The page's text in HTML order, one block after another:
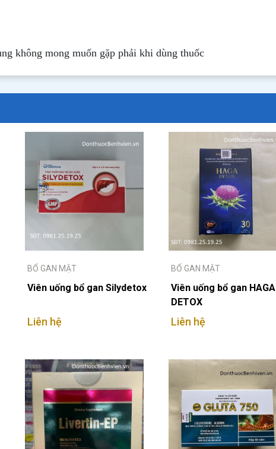
không mong muốn gặp phải khi dùng thuốc
BỔ GAN MẬT
Viên uống bổ gan Silydetox
Liên hệ
BỔ GAN MẬT
Viên uống bổ gan HAGA
DETOX
Liên hệ